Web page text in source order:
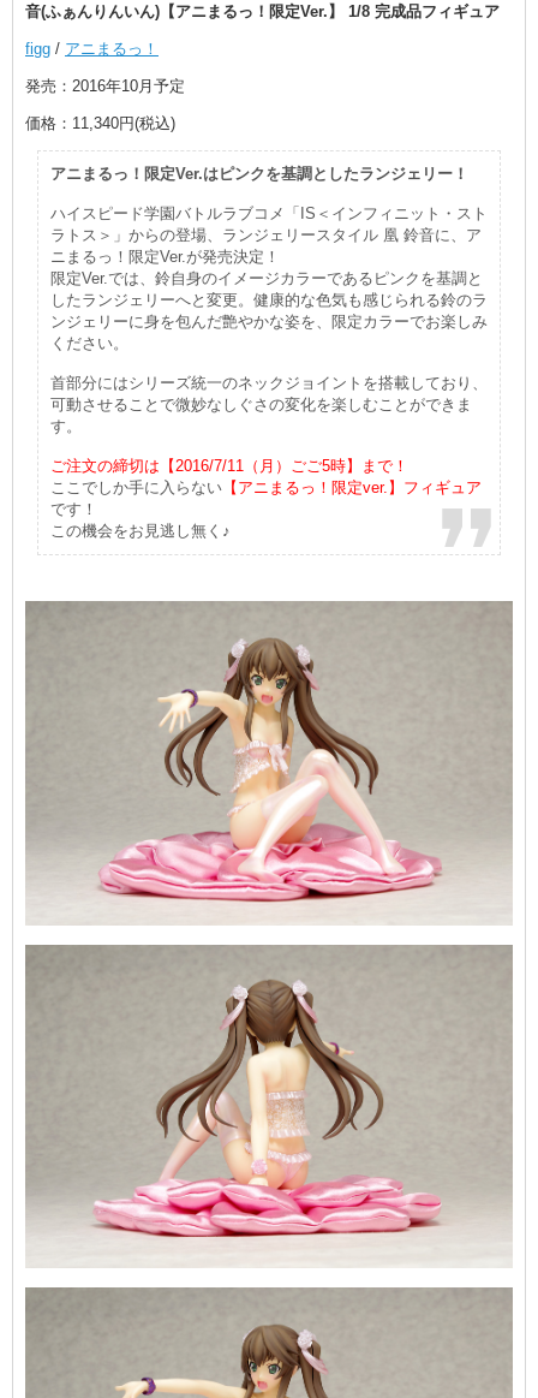
音(ふぁんりんいん)【アニまるっ！限定Ver.】 1/8 完成品フィギュア
figg / アニまるっ！
発売：2016年10月予定
価格：11,340円(税込)
アニまるっ！限定Ver.はピンクを基調としたランジェリー！
ハイスピード学園バトルラブコメ「IS＜インフィニット・スト
ラトス＞」からの登場、ランジェリースタイル 凰 鈴音に、ア
ニまるっ！限定Ver.が発売決定！
限定Ver.では、鈴自身のイメージカラーであるピンクを基調と
したランジェリーへと変更。健康的な色気も感じられる鈴のラ
ンジェリーに身を包んだ艶やかな姿を、限定カラーでお楽しみ
ください。
首部分にはシリーズ統一のネックジョイントを搭載しており、
可動させることで微妙なしぐさの変化を楽しむことができま
す。
ご注文の締切は【2016/7/11（月）ごご5時】まで！
ここでしか手に入らない 【アニまるっ！限定ver.】フィギュア
です！
この機会をお見逃し無く♪